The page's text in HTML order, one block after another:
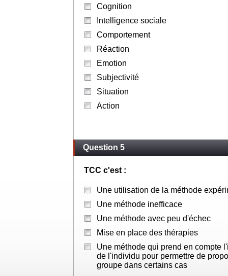
Cognition
Intelligence sociale
Comportement
Réaction
Emotion
Subjectivité
Situation
Action
Question 5
TCC c'est :
Une utilisation de la méthode
Une méthode inefficace
Une méthode avec peu d'échec
Mise en place des thérapies
Une méthode qui prend en compte
de l'individu pour permettre de
groupe dans certains cas